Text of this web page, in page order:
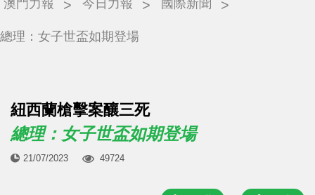
澳門力報 今日力報 國際新聞
總理：女子世盃如期登場
紐西蘭槍擊案釀三死
總理：女子世盃如期登場
21/07/2023 49724